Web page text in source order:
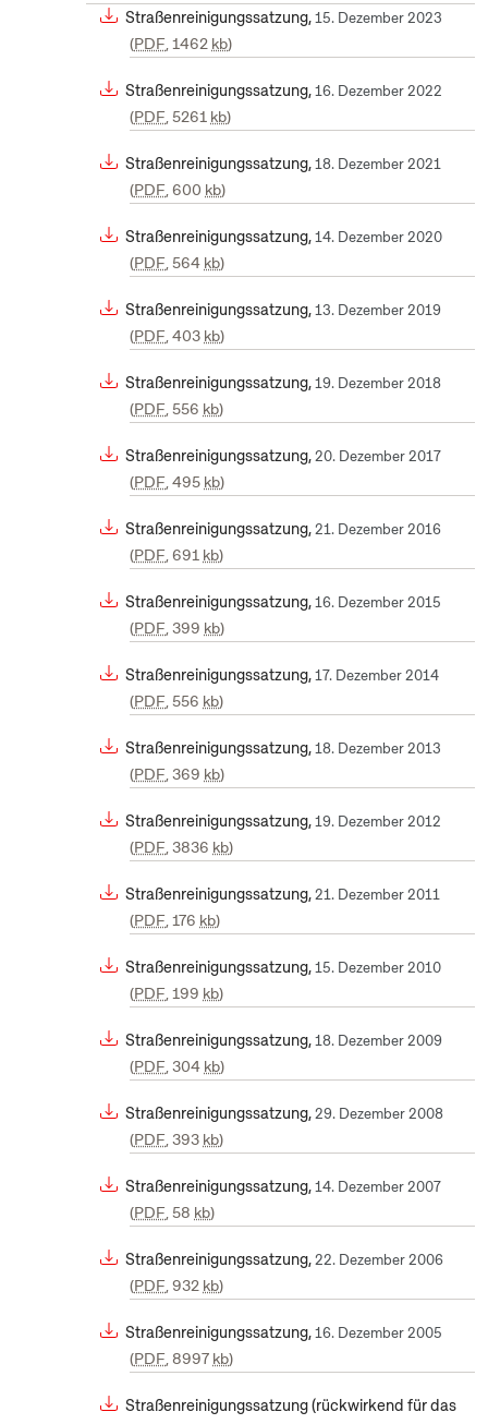
Straßenreinigungssatzung,15. Dezember 2023
PDF, 1462 kb
Straßenreinigungssatzung,16. Dezember 2022
PDF, 5261 kb
Straßenreinigungssatzung,18. Dezember 2021
PDF, 600 kb
Straßenreinigungssatzung,14. Dezember 2020
PDF, 564 kb
Straßenreinigungssatzung,13. Dezember 2019
PDF, 403 kb
Straßenreinigungssatzung,19. Dezember 2018
PDF, 556 kb
Straßenreinigungssatzung,20. Dezember 2017
PDF, 495 kb
Straßenreinigungssatzung,21. Dezember 2016
PDF, 691 kb
Straßenreinigungssatzung,16. Dezember 2015
PDF, 399 kb
Straßenreinigungssatzung,17. Dezember 2014
PDF, 556 kb
Straßenreinigungssatzung,18. Dezember 2013
PDF, 369 kb
Straßenreinigungssatzung,19. Dezember 2012
PDF, 3836 kb
Straßenreinigungssatzung,21. Dezember 2011
PDF, 176 kb
Straßenreinigungssatzung,15. Dezember 2010
PDF, 199 kb
Straßenreinigungssatzung,18. Dezember 2009
PDF, 304 kb
Straßenreinigungssatzung,29. Dezember 2008
PDF, 393 kb
Straßenreinigungssatzung,14. Dezember 2007
PDF, 58 kb
Straßenreinigungssatzung,22. Dezember 2006
PDF, 932 kb
Straßenreinigungssatzung,16. Dezember 2005
PDF, 8997 kb
Straßenreinigungssatzung (rückwirkend für das